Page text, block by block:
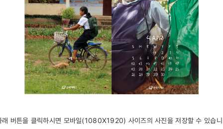
버튼을 클릭하시면 모바일(1080X1920) 사이즈의 사진을 저장할 수 있습